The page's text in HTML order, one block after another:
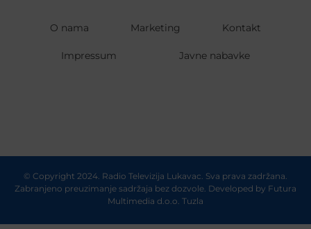
O nama Marketing Kontakt
Impressum Javne nabavke
© Copyright 2024. Radio Televizija Lukavac. Sva prava zadržana.
Zabranjeno preuzimanje sadržaja bez dozvole. Developed by Futura
Multimedia d.o.o. Tuzla